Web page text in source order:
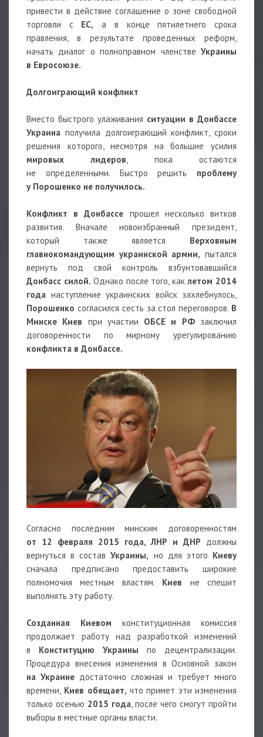
привести в действие соглашение о зоне свободной
торговли с ЕС, а в конце пятилетнего срока
правления, в результате проведенных реформ,
начать диалог о полноправном членстве Украины
в Евросоюзе.
Долгоиграющий конфликт
Вместо быстрого улаживания ситуации в Донбассе
Украина получила долгоиграющий конфликт, сроки
решения которого, несмотря на большие усилия
мировых лидеров , пока остаются
не определенными. Быстро решить проблему
у Порошенко не получилось.
Конфликт в Донбассе прошел несколько витков
развития. Вначале новоизбранный президент,
который также является Верховным
главнокомандующим украинской армии, пытался
вернуть под свой контроль взбунтовавшийся
Донбасс силой. Однако после того, как летом 2014
года наступление украинских войск захлебнулось,
Порошенко согласился сесть за стол переговоров. В
Минске Киев при участии ОБСЕ и РФзаключил
договоренности по мирному урегулированию
конфликта в Донбассе.
Согласно последним минским договоренностям
от 12 февраля 2015 года, ЛНР и ДНР должны
вернуться в составУкраины, но для этого Киеву
сначала предписано предоставить широкие
полномочия местным властям. Киев не спешит
выполнять эту работу.
Созданная Киевом конституционная комиссия
продолжает работу над разработкой изменений
в Конституцию Украины по децентрализации.
Процедура внесения изменения в Основной закон
на Украине достаточно сложная и требует много
времени, Киев обещает, что примет эти изменения
только осенью 2015 года , после чего смогут пройти
выборы в местные органы власти.